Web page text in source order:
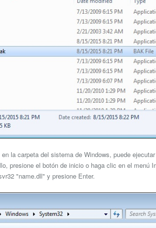
la carpeta del sistema de Windows, puede
presione el botón de inicio o haga clic en el menú
"name.dll" y presione Enter.